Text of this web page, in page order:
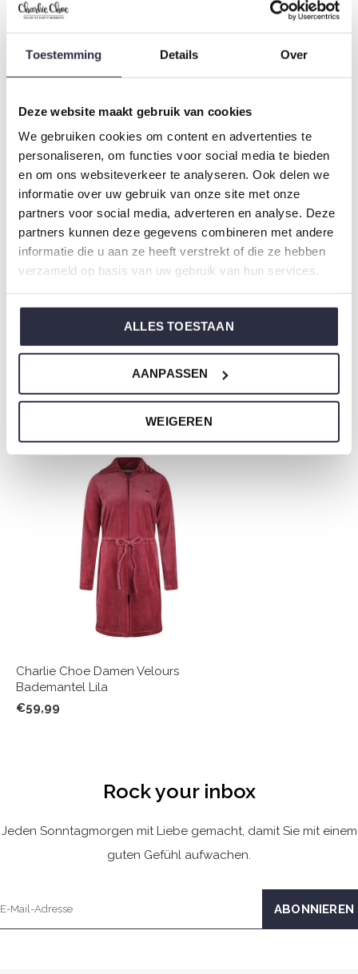
Toestemming Details Over
Deze website maakt gebruik van cookies
We gebruiken cookies om content en advertenties te
personaliseren, om functies voor social media te bieden
en om ons websiteverkeer te analyseren. Ook delen we
informatie over uw gebruik van onze site met onze
partners voor social media, adverteren en analyse. Deze
partners kunnen deze gegevens combineren met andere
informatie die u aan ze heeft verstrekt of die ze hebben
verzameld op basis van uw gebruik van hun services.
ALLES TOESTAAN
AANPASSEN
WEIGEREN
Kollektion: Damen
Typ:Pyjama
Geschlecht: Damen
Zusammensetzung: 80% Cotton/ 20% Polyester
Artikelnummer: O57149-38
Die Nachtwäsche von Charlie Choe ist gefertigt aus
einem wunderbar weichen Jersey und hat eine perfekte
Passform.
Sie sind sich nicht sicher, welche Größe Sie für unsere
Nachtwäsche wählen sollen?
hier für die Größentabelle von Charlie
Choe.
Charlie Choe Damen Velours
Bademantel Lila
€59,99
Rock your inbox
Jeden Sonntagmorgen mit Liebe gemacht, damit Sie mit einem
guten Gefühl aufwachen.